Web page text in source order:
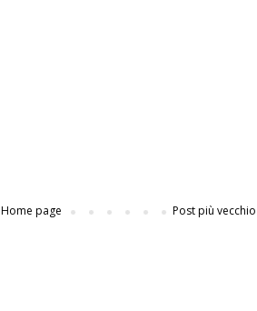
Post più vecchio
Home page